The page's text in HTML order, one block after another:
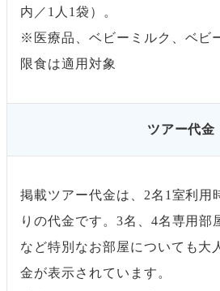
内／1人1袋）。
※医療品、ベビーミルク、ベビ
限食は適用対象
ツアー代金
掲載ツアー代金は、2名1室利用
りの代金です。3名、4名専用部
など特別なお部屋についても大
金が表示されています。